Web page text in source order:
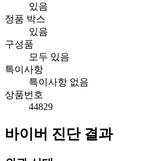
있음
정품 박스
있음
구성품
모두 있음
특이사항
특이사항 없음
상품번호
44829
바이버 진단 결과